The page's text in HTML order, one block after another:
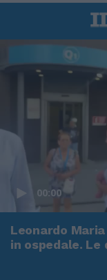
00:00
Leonardo
in ospedale.